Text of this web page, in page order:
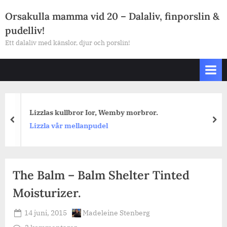
to
content
Orsakulla mamma vid 20 – Dalaliv, finporslin &
pudelliv!
Ett dalaliv med känslor, djur och porslin!
Lizzlas kullbror Ior, Wemby morbror.
Lizzla vår mellanpudel
prev
The Balm – Balm Shelter Tinted
Moisturizer.
Posted
on
14 juni, 2015 By
Madeleine Stenberg